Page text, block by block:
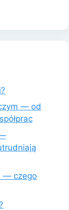
— od
— czego